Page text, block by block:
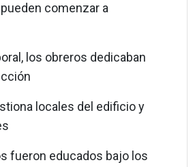
comenzar a
los obreros dedicaban
locales del edificio y
fueron educados bajo los